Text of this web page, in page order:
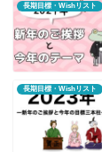
長期目標・Wishリスト
長期目標・Wishリスト